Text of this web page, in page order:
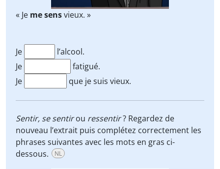
« Je me sensvieux. »
Je
l’alcool.
Je
fatigué.
Je
que je suis vieux.
Sentir, se sentirou ressentir? Regardez de
nouveau l’extrait puis complétez correctement les
phrases suivantes avec les mots en gras ci-
dessous.
NL